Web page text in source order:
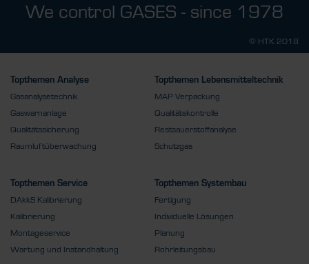
We control GASES - since 1978
© HTK 2018
Topthemen Analyse
Gasanalysetechnik
Gaswarnanlage
Qualitätssicherung
Raumluftüberwachung
Topthemen Lebensmitteltechnik
MAP Verpackung
Qualitätskontrolle
Restsauerstoffanalyse
Schutzgas
Topthemen Service
DAkkS Kalibrierung
Kalibrierung
Montageservice
Wartung und Instandhaltung
Topthemen Systembau
Fertigung
Individuelle Lösungen
Planung
Rohrleitungsbau